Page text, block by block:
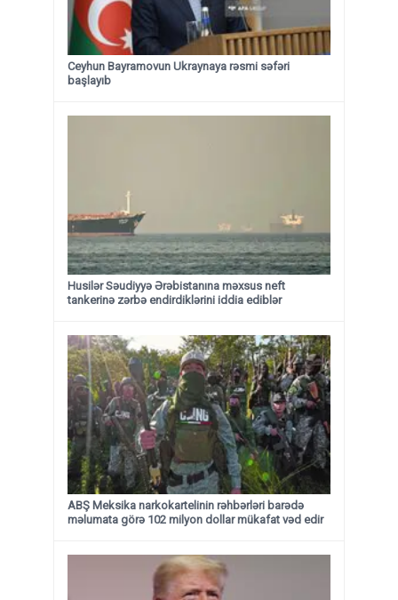
Ceyhun Bayramovun Ukraynaya rəsmi səfəri
başlayıb
Husilər Səudiyyə Ərəbistanına məxsus neft
tankerinə zərbə endirdiklərini iddia ediblər
ABŞ Meksika narkokartelinin rəhbərləri barədə
məlumata görə 102 milyon dollar mükafat vəd edir